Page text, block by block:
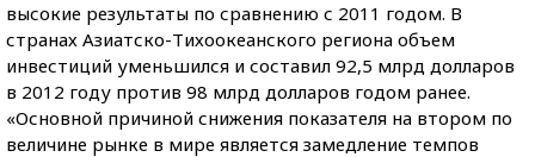
высокие результаты по сравнению с 2011 годом. В
странах Азиатско-Тихоокеанского региона объем
инвестиций уменьшился и составил 92,5 млрд долларов
в 2012 году против 98 млрд долларов годом ранее.
«Основной причиной снижения показателя на втором по
величине рынке в мире является замедление темпов